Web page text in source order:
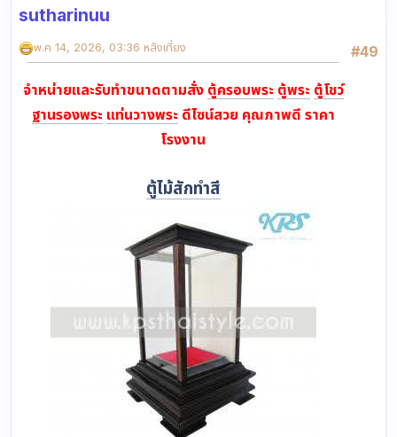
sutharinuu
#49
พ.ค 14, 2026, 03:36 หลังเที่ยง
จำหน่ายและรับทำขนาดตามสั่ง ตู้ครอบพระ ตู้พระ ตู้โชว์
ฐานรองพระ แท่นวางพระ ดีไซน์สวย คุณภาพดี ราคา
โรงงาน
ตู้ไม้สักทำสี